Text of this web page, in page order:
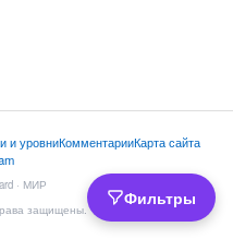
Фильтры
и уровниКомментарииКарта сайта
· МИР
защищены.